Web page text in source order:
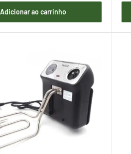
Adicionar ao carrinho